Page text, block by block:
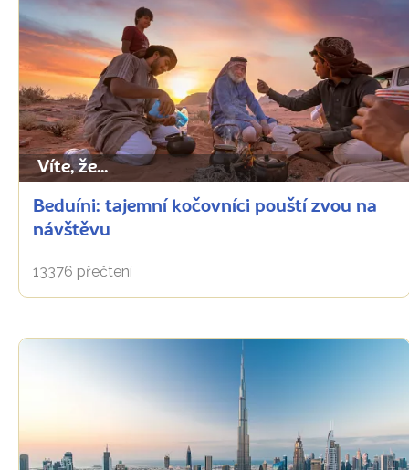
Víte, že...
Beduíni: tajemní kočovníci pouští zvou na
návštěvu
13376 přečtení